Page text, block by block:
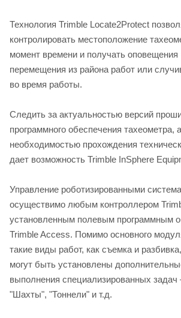
Технология Trimble Locate2Protect
контролировать местоположение
момент времени и получать оповещения
перемещения из района работ или
во время работы.
Следить за актуальностью версий
программного обеспечения тахеометра,
необходимостью прохождения
дает возможность Trimble InSphere
Управление роботизированными
осуществимо любым контроллером
установленным полевым программным
Trimble Access. Помимо основного
такие виды работ, как съемка и
могут быть установлены
выполнения специализированных задач
"Шахты", "Тоннели" и т.д.